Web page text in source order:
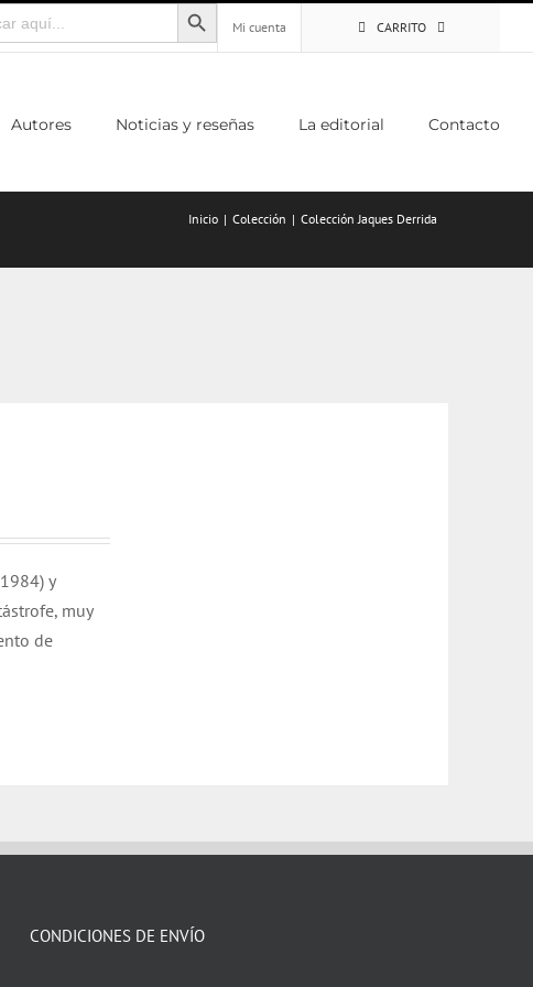
Mi cuenta
CARRITO
Autores Noticias y reseñas La editorial Contacto
Inicio Colección Colección Jaques Derrida
y
muy
de
CONDICIONES DE ENVÍO